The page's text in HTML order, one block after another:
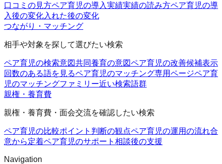
口コミの見方ペア育児の導入実績実績の読み方ペア育児の導
入後の変化入れた後の変化
つながり・マッチング
相手や対象を探して選びたい検索
ペア育児の検索意図共同養育の意図ペア育児の改善候補表示
回数のある語を見るペア育児のマッチング専用ページペア育
児のマッチングファミリー近い検索語群
親権・養育費
親権・養育費・面会交流を確認したい検索
ペア育児の比較ポイント 判断の観点ペア育児の運用の流れ合
意から定着ペア育児のサポート 相談後の支援
Navigation